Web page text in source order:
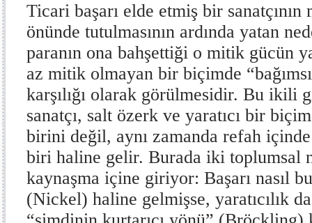
Ticari başarı elde etmiş bir
önünde tutulmasının ardında yatan
paranın ona bahşettiği o mitik gücün
az mitik olmayan bir biçimde
karşılığı olarak görülmesidir. Bu ikili
sanatçı, salt özerk ve yaratıcı bir
birini değil, aynı zamanda refah
biri haline gelir. Burada iki toplumsal
kaynaşma içine giriyor: Başarı nasıl
(Nickel) haline gelmişse, yaratıcılık